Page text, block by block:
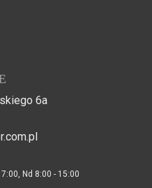
6a
Nd 8:00 - 15:00